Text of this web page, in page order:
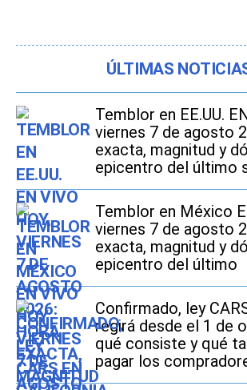
ÚLTIMAS
Temblor en EE.UU.
viernes 7 de agosto
exacta, magnitud y
epicentro del último
Temblor en México
viernes 7 de agosto
exacta, magnitud y
epicentro del último
Confirmado, ley
regirá desde el 1 de
qué consiste y qué
pagar los
vehículos usados